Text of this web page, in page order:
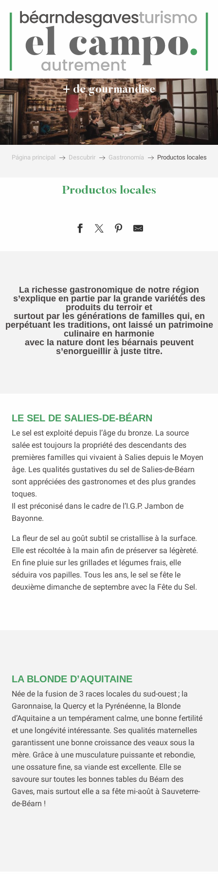
Menú
+ de gourmandise
Página principal Descubrir Gastronomía Productos locales
Productos locales
La richesse gastronomique de notre région
s’explique en partie par la grande variétés des
produits du terroir et
surtout par les générations de familles qui, en
perpétuant les traditions, ont laissé un patrimoine
culinaire en harmonie
avec la nature dont les béarnais peuvent
s’enorgueillir à juste titre.
LE SEL DE SALIES-DE-BÉARN
Le sel est exploité depuis l’âge du bronze. La source
salée est toujours la propriété des descendants des
premières familles qui vivaient à Salies depuis le Moyen
âge. Les qualités gustatives du sel de Salies-de-Béarn
sont appréciées des gastronomes et des plus grandes
toques.
Il est préconisé dans le cadre de l’I.G.P. Jambon de
Bayonne.
La fleur de sel au goût subtil se cristallise à la surface.
Elle est récoltée à la main afin de préserver sa légèreté.
En fine pluie sur les grillades et légumes frais, elle
séduira vos papilles. Tous les ans, le sel se fête le
deuxième dimanche de septembre avec la Fête du Sel.
LA BLONDE D’AQUITAINE
Née de la fusion de 3 races locales du sud-ouest ; la
Garonnaise, la Quercy et la Pyrénéenne, la Blonde
d’Aquitaine a un tempérament calme, une bonne fertilité
et une longévité intéressante. Ses qualités maternelles
garantissent une bonne croissance des veaux sous la
mère. Grâce à une musculature puissante et rebondie,
une ossature fine, sa viande est excellente. Elle se
savoure sur toutes les bonnes tables du Béarn des
Gaves, mais surtout elle a sa fête mi-août à Sauveterre-
de-Béarn !